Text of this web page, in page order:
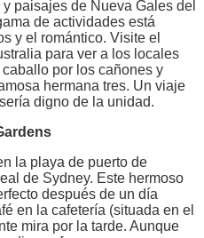
paisajes de Nueva Gales del
de actividades está
y el romántico. Visite el
para ver a los locales
por los cañones y
hermana tres. Un viaje
digno de la unidad.
la playa de puerto de
de Sydney. Este hermoso
después de un día
en la cafetería (situada en el
mira por la tarde. Aunque